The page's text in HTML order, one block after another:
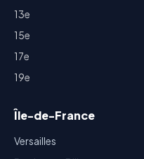
13e
15e
17e
19e
Île-de-France
Versailles